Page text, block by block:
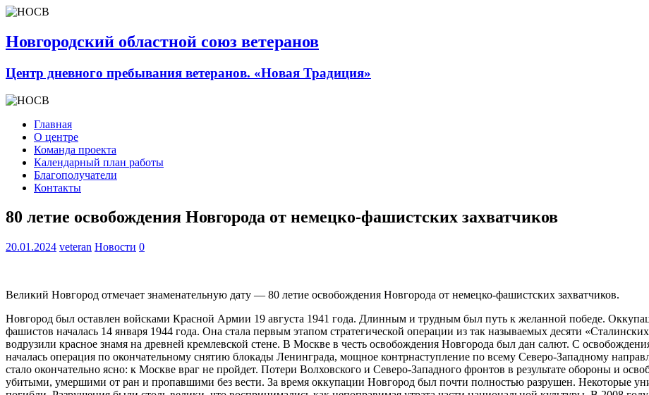
Новгородский областной союз ветеранов
Центр дневного пребывания ветеранов. «Новая Традиция»
Главная
О центре
Команда проекта
Календарный план работы
Благополучатели
Контакты
80 летие освобождения Новгорода от немецко-фашистских захватчиков
20.01.2024 veteran Новости 0
Великий Новгород отмечает знаменательную дату — 80 летие освобождения Новгорода от немецко-фашистских захватчиков.
Новгород был оставлен войсками Красной Армии 19 августа 1941 года. Длинным и трудным был путь к желанной победе.
фашистов началась 14 января 1944 года. Она стала первым этапом стратегической операции из так называемых десяти
водрузили красное знамя на древней кремлевской стене. В Москве в честь освобождения Новгорода был дан салют. С
началась операция по окончательному снятию блокады Ленинграда, мощное контрнаступление по всему Северо-Западному
стало окончательно ясно: к Москве враг не пройдет. Потери Волховского и Северо-Западного фронтов в результате обороны и
убитыми, умершими от ран и пропавшими без вести. За время оккупации Новгород был почти полностью разрушен. Некоторые